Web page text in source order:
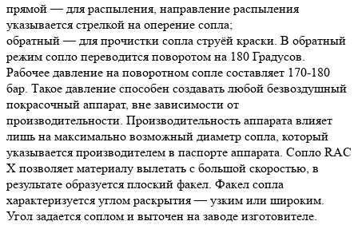
прямой — для распыления, направление распыления
указывается стрелкой на оперение сопла;
обратный — для прочистки сопла струёй краски. В обратный
режим сопло переводится поворотом на 180 Градусов.
Рабочее давление на поворотном сопле составляет 170-180
бар. Такое давление способен создавать любой безвоздушный
покрасочный аппарат, вне зависимости от
производительности. Производительность аппарата влияет
лишь на максимально возможный диаметр сопла, который
указывается производителем в паспорте аппарата. Сопло RAC
X позволяет материалу вылетать с большой скоростью, в
результате образуется плоский факел. Факел сопла
характеризуется углом раскрытия — узким или широким.
Угол задается соплом и выточен на заводе изготовителе.